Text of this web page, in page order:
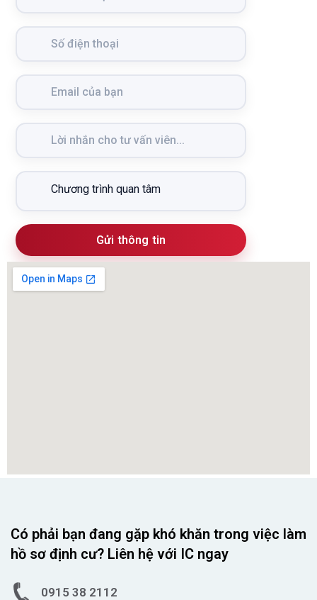
Gửi thông tin
Có phải bạn đang gặp khó khăn trong việc làm
hồ sơ định cư? Liên hệ với IC ngay
0915 38 2112